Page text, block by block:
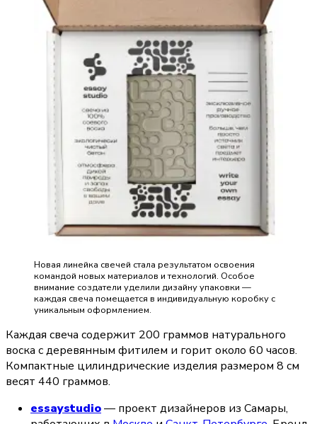
Новая линейка свечей стала результатом освоения
командой новых материалов и технологий. Особое
внимание создатели уделили дизайну упаковки —
каждая свеча помещается в индивидуальную коробку с
уникальным оформлением.
Каждая свеча содержит 200 граммов натурального
воска с деревянным фитилем и горит около 60 часов.
Компактные цилиндрические изделия размером 8 см
весят 440 граммов.
essaystudio — проект дизайнеров из Самары,